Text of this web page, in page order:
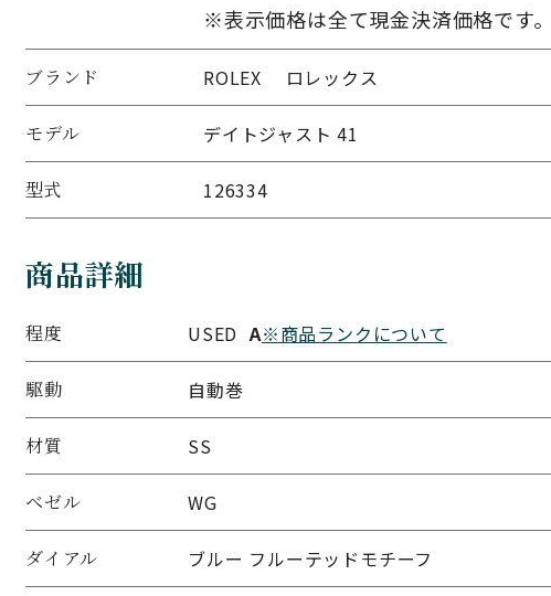
※表示価格は全て現金決済価格です。
ブランド ROLEX ロレックス
モデル デイトジャスト 41
型式 126334
商品詳細
程度 USED A※商品ランクについて
駆動 自動巻
材質 SS
ベゼル WG
ダイアル ブルー フルーテッドモチーフ